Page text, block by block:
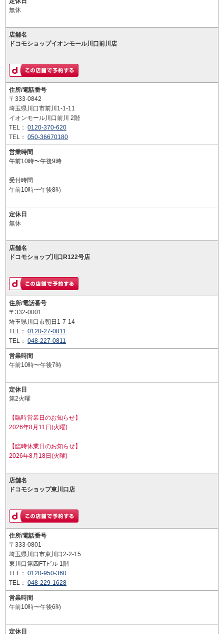
無休
店舗名
ドコモショップイオンモール川口前川店
住所/電話番号
〒333-0842
埼玉県川口市前川1-1-11
イオンモール川口前川 2階
TEL： 0120-370-620
TEL： 050-36670180
営業時間
午前10時〜午後9時
受付時間
午前10時〜午後8時
定休日
無休
店舗名
ドコモショップ川口R122号店
住所/電話番号
〒332-0001
埼玉県川口市朝日1-7-14
TEL： 0120-27-0811
TEL： 048-227-0811
営業時間
午前10時〜午後7時
定休日
第2火曜
【臨時営業日のお知らせ】
2026年8月11日(火曜)
【臨時休業日のお知らせ】
2026年8月18日(火曜)
店舗名
ドコモショップ東川口店
住所/電話番号
〒333-0801
埼玉県川口市東川口2-2-15
東川口第四FTビル 1階
TEL： 0120-950-360
TEL： 048-229-1628
営業時間
午前10時〜午後6時
定休日